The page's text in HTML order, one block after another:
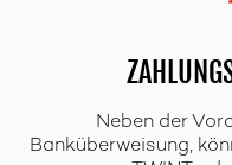
Neben der
Banküberweisung,